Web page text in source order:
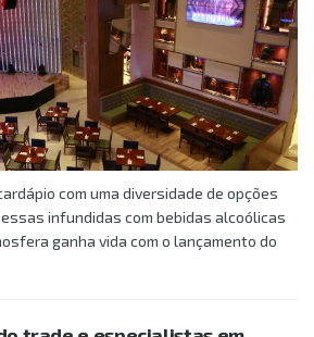
com uma diversidade de opções
infundidas com bebidas alcoólicas
ganha vida com o lançamento do